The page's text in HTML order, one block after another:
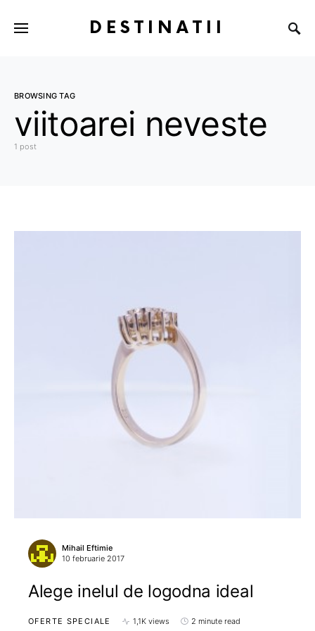
DESTINATII
BROWSING TAG
viitoarei neveste
1 post
Mihail Eftimie
10 februarie 2017
Alege inelul de logodna ideal
OFERTE SPECIALE 1,1K views 2 minute read